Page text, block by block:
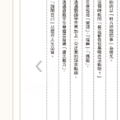
‹